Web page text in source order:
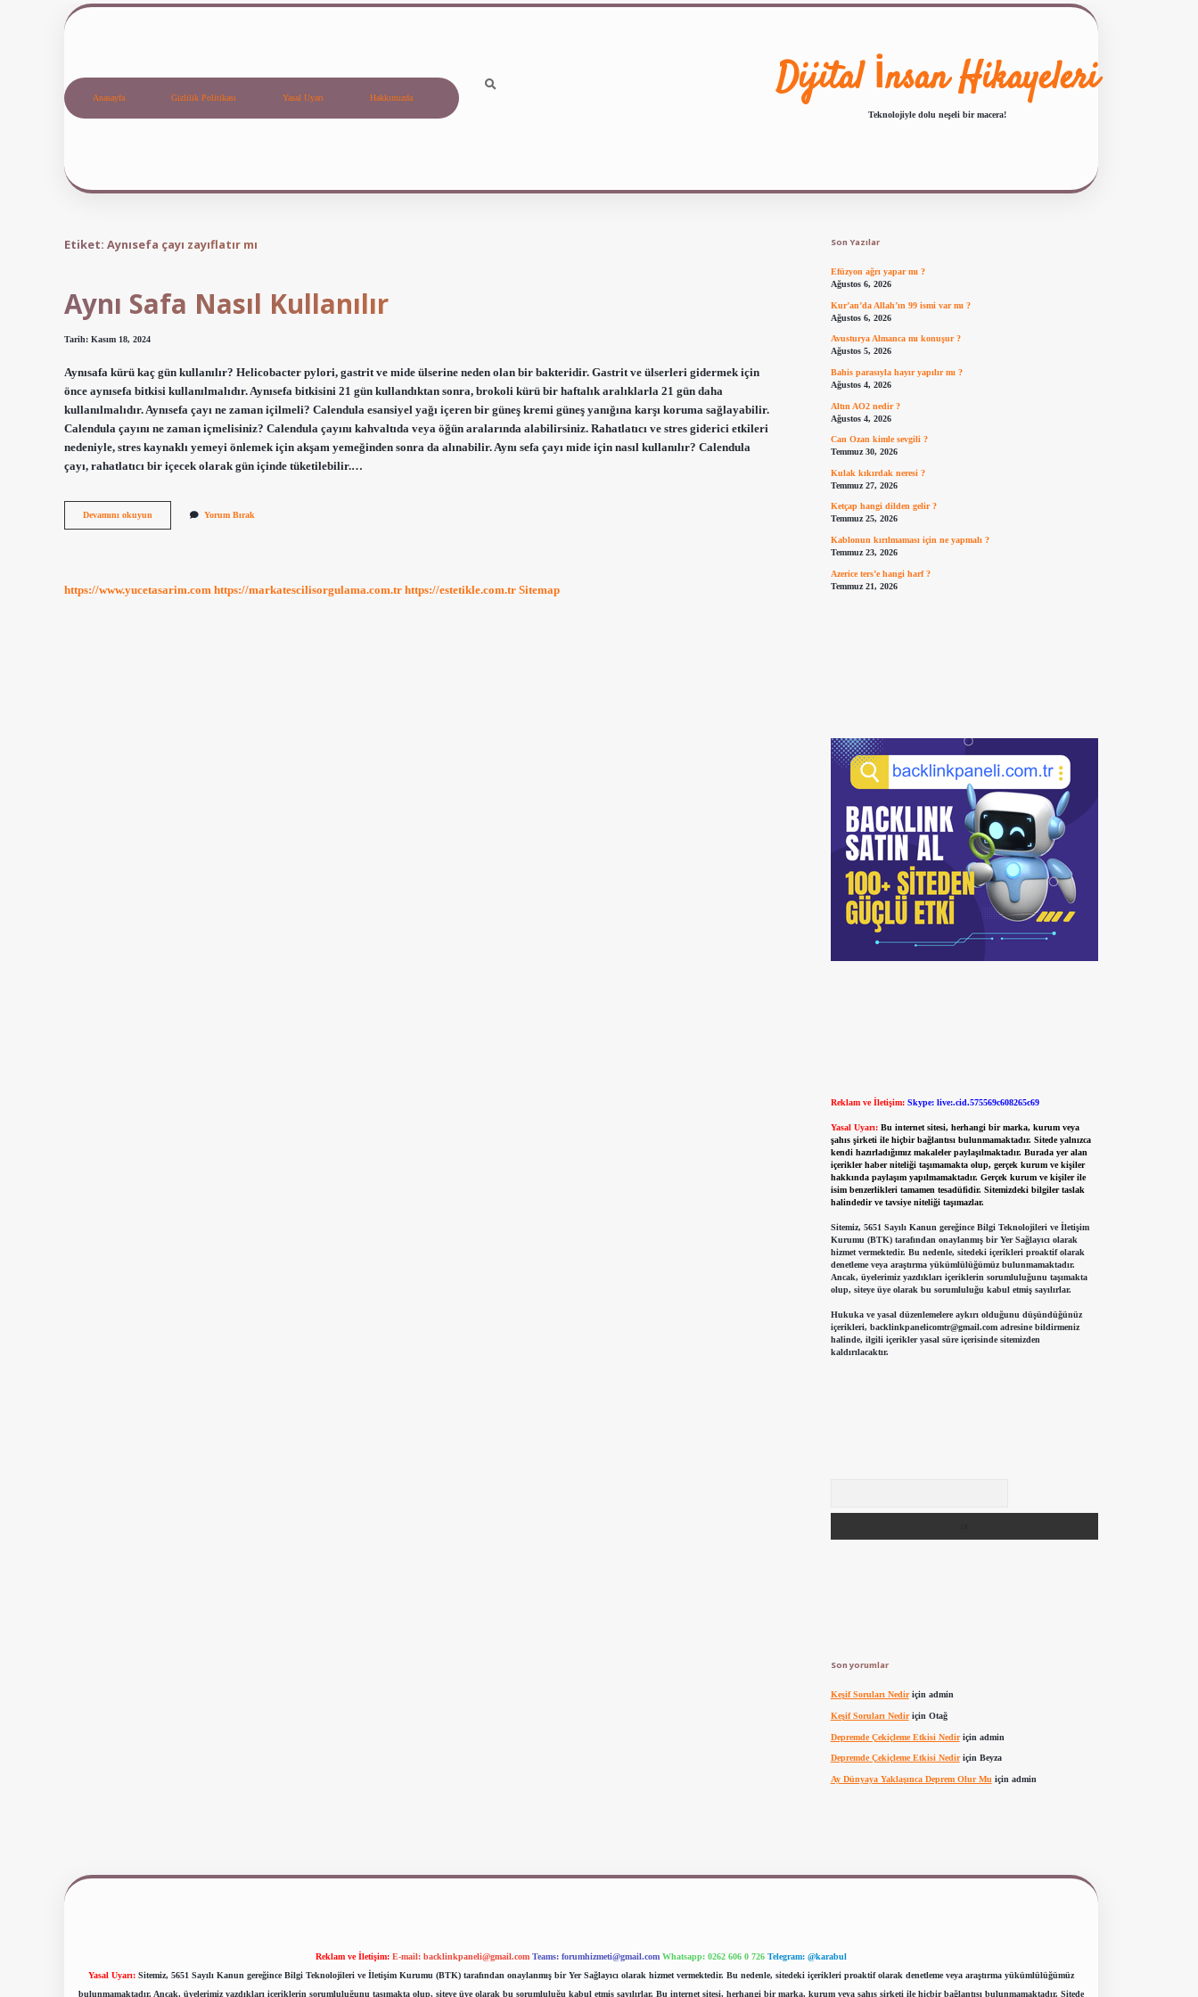
Anasayfa Gizlilik Politikası Yasal Uyarı Hakkımızda Dijital İnsan Hikayeleri
Teknolojiyle dolu neşeli bir macera!
Etiket: Aynısefa çayı zayıflatır mı
Aynı Safa Nasıl Kullanılır
Tarih: Kasım 18, 2024
Aynısafa kürü kaç gün kullanılır? Helicobacter pylori, gastrit ve mide ülserine neden olan bir bakteridir. Gastrit ve ülserleri gidermek için
önce aynısefa bitkisi kullanılmalıdır. Aynısefa bitkisini 21 gün kullandıktan sonra, brokoli kürü bir haftalık aralıklarla 21 gün daha
kullanılmalıdır. Aynısefa çayı ne zaman içilmeli? Calendula esansiyel yağı içeren bir güneş kremi güneş yanığına karşı koruma sağlayabilir.
Calendula çayını ne zaman içmelisiniz? Calendula çayını kahvaltıda veya öğün aralarında alabilirsiniz. Rahatlatıcı ve stres giderici etkileri
nedeniyle, stres kaynaklı yemeyi önlemek için akşam yemeğinden sonra da alınabilir. Aynı sefa çayı mide için nasıl kullanılır? Calendula
çayı, rahatlatıcı bir içecek olarak gün içinde tüketilebilir.…
Devamını okuyun
Safa
Yorum Bırak
https://www.yucetasarim.com https://markatescilisorgulama.com.tr https://estetikle.com.tr Sitemap
Son Yazılar
Efüzyon ağrı yapar mı ?
Ağustos 6, 2026
Kur’an’da Allah’ın 99 ismi var mı ?
Ağustos 6, 2026
Avusturya Almanca mı konuşur ?
Ağustos 5, 2026
Bahis parasıyla hayır yapılır mı ?
Ağustos 4, 2026
Altın AO2 nedir ?
Ağustos 4, 2026
Can Ozan kimle sevgili ?
Temmuz 30, 2026
Kulak kıkırdak neresi ?
Temmuz 27, 2026
Ketçap hangi dilden gelir ?
Temmuz 25, 2026
Kablonun kırılmaması için ne yapmalı ?
Temmuz 23, 2026
Azerice ters’e hangi harf ?
Temmuz 21, 2026
Reklam ve İletişim: Skype: live:.cid.575569c608265c69
Yasal Uyarı: Bu internet sitesi, herhangi bir marka, kurum veya
şahıs şirketi ile hiçbir bağlantısı bulunmamaktadır. Sitede yalnızca
kendi hazırladığımız makaleler paylaşılmaktadır. Burada yer alan
içerikler haber niteliği taşımamakta olup, gerçek kurum ve kişiler
hakkında paylaşım yapılmamaktadır. Gerçek kurum ve kişiler ile
isim benzerlikleri tamamen tesadüfidir. Sitemizdeki bilgiler taslak
halindedir ve tavsiye niteliği taşımazlar.
Sitemiz, 5651 Sayılı Kanun gereğince Bilgi Teknolojileri ve İletişim
Kurumu (BTK) tarafından onaylanmış bir Yer Sağlayıcı olarak
hizmet vermektedir. Bu nedenle, sitedeki içerikleri proaktif olarak
denetleme veya araştırma yükümlülüğümüz bulunmamaktadır.
Ancak, üyelerimiz yazdıkları içeriklerin sorumluluğunu taşımakta
olup, siteye üye olarak bu sorumluluğu kabul etmiş sayılırlar.
Hukuka ve yasal düzenlemelere aykırı olduğunu düşündüğünüz
içerikleri, backlinkpanelicomtr@gmail.comadresine bildirmeniz
halinde, ilgili içerikler yasal süre içerisinde sitemizden
kaldırılacaktır.
Son yorumlar
Keşif Soruları Nediriçin admin
Keşif Soruları Nediriçin Otağ
Depremde Çekiçleme Etkisi Nediriçin admin
Depremde Çekiçleme Etkisi Nediriçin Beyza
Ay Dünyaya Yaklaşınca Deprem Olur Mu için admin
Reklam ve İletişim: E-mail: backlinkpaneli@gmail.com Teams: forumhizmeti@gmail.com Whatsapp: 0262 606 0 726 Telegram: @karabul
Yasal Uyarı: Sitemiz, 5651 Sayılı Kanun gereğince Bilgi Teknolojileri ve İletişim Kurumu (BTK) tarafından onaylanmış bir Yer Sağlayıcı olarak hizmet vermektedir. Bu nedenle, sitedeki içerikleri proaktif olarak denetleme veya araştırma yükümlülüğümüz
bulunmamaktadır. Ancak, üyelerimiz yazdıkları içeriklerin sorumluluğunu taşımakta olup, siteye üye olarak bu sorumluluğu kabul etmiş sayılırlar. Bu internet sitesi, herhangi bir marka, kurum veya şahıs şirketi ile hiçbir bağlantısı bulunmamaktadır. Sitede